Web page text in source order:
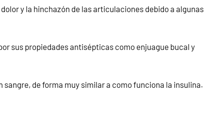
y la hinchazón de las articulaciones debido a algunas
sus propiedades antisépticas como enjuague bucal y
de forma muy similar a como funciona la insulina.